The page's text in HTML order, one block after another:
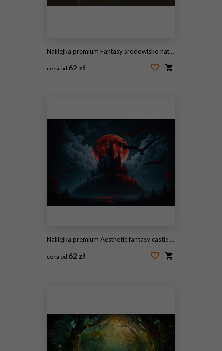
Naklejka premium Fantasy środowisko naturalne, renderowanie 3D.
cena od 62 zł
Naklejka premium Aesthetic fantasy castle in forest at moonlit night, bats and foggy environment, digital illustration artwork.
cena od 62 zł